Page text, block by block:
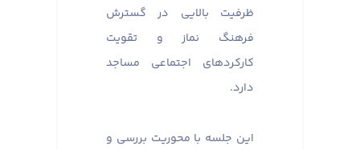
ظرفیت بالایی در گسترش
فرهنگ نماز و تقویت
کارکردهای اجتماعی مساجد
دارد.
این جلسه با محوریت بررسی و